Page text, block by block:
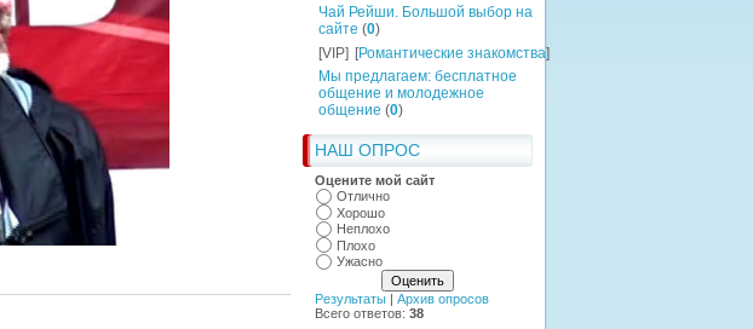
Чай Рейши. Большой выбор на
сайте (0)
[VIP] [Романтические знакомства]
Мы предлагаем: бесплатное
общение и молодежное
общение (0)
НАШ ОПРОС
Оцените мой сайт
Отлично
Хорошо
Неплохо
Плохо
Ужасно
Результаты | Архив опросов
Всего ответов: 38